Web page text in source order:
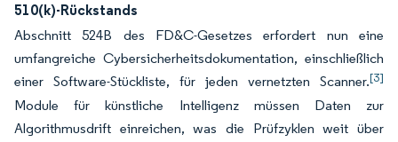
510(k)-Rückstands
Abschnitt 524B des FD&C-Gesetzes erfordert nun eine
umfangreiche Cybersicherheitsdokumentation, einschließlich
einer Software-Stückliste, für jeden vernetzten Scanner.[3]
Module für künstliche Intelligenz müssen Daten zur
Algorithmusdrift einreichen, was die Prüfzyklen weit über